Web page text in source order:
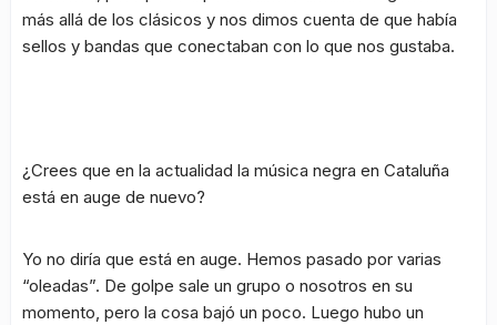
más allá de los clásicos y nos dimos cuenta de que había
sellos y bandas que conectaban con lo que nos gustaba.
¿Crees que en la actualidad la música negra en Cataluña
está en auge de nuevo?
Yo no diría que está en auge. Hemos pasado por varias
“oleadas”. De golpe sale un grupo o nosotros en su
momento, pero la cosa bajó un poco. Luego hubo un